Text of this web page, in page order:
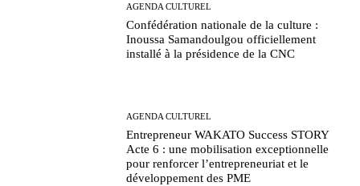
AGENDA CULTUREL
Confédération nationale de la culture :
Inoussa Samandoulgou officiellement
installé à la présidence de la CNC
AGENDA CULTUREL
Entrepreneur WAKATO Success STORY
Acte 6 : une mobilisation exceptionnelle
pour renforcer l’entrepreneuriat et le
développement des PME